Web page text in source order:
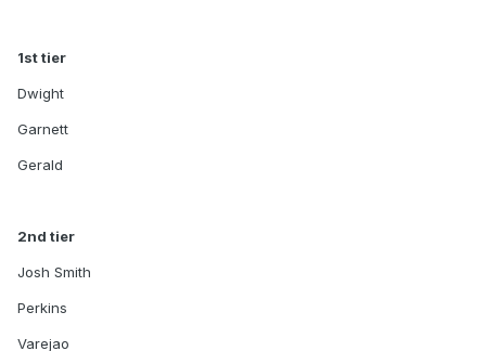
1st tier
Dwight
Garnett
Gerald
2nd tier
Josh Smith
Perkins
Varejao